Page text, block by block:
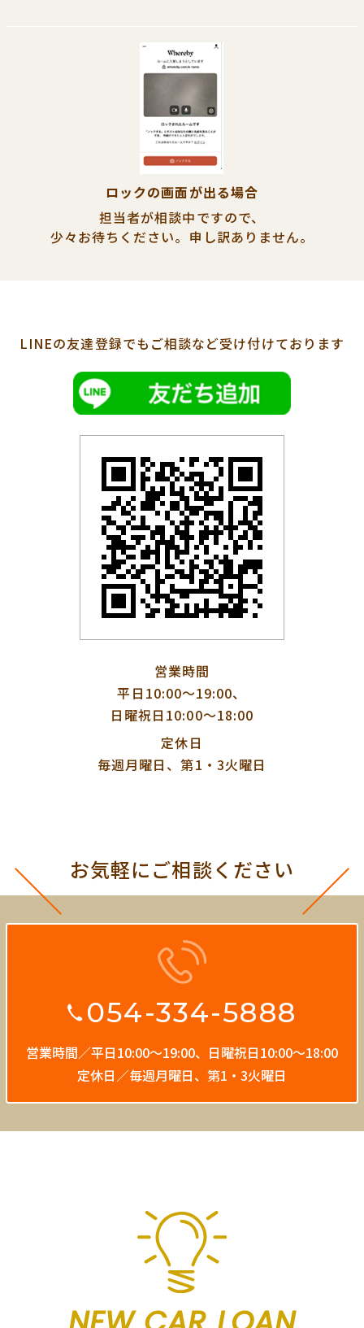
ロックの画面が出る場合
担当者が相談中ですので、
少々お待ちください。 申し訳ありません。
LINEの友達登録でも ご相談など受け付けております
営業時間
平日10:00〜19:00、
日曜祝日10:00〜18:00
定休日
毎週月曜日、第1・3火曜日
お気軽にご相談ください
054-334-5888
営業時間／平日10:00〜19:00、 日曜祝日10:00〜18:00
定休日／毎週月曜日、第1・3火曜日